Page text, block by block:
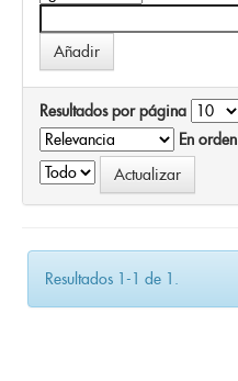
Resultados por página
En orden
Resultados 1-1 de 1.